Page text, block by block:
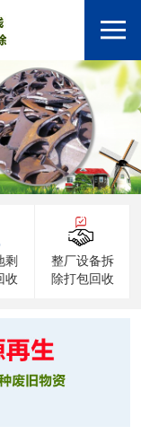
剩
收
整厂设备拆
除打包回收